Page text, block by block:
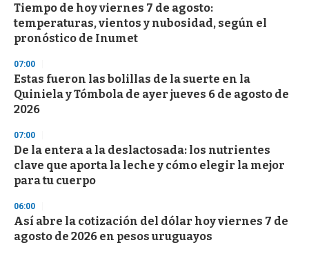
Tiempo de hoy viernes 7 de agosto:
temperaturas, vientos y nubosidad, según el
pronóstico de Inumet
07:00
Estas fueron las bolillas de la suerte en la
Quiniela y Tómbola de ayer jueves 6 de agosto de
2026
07:00
De la entera a la deslactosada: los nutrientes
clave que aporta la leche y cómo elegir la mejor
para tu cuerpo
06:00
Así abre la cotización del dólar hoy viernes 7 de
agosto de 2026 en pesos uruguayos